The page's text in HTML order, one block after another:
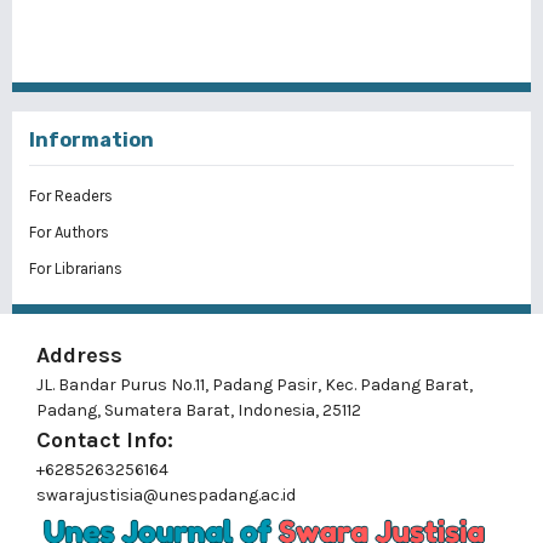
Information
For Readers
For Authors
For Librarians
Address
JL. Bandar Purus No.11, Padang Pasir, Kec. Padang Barat,
Padang, Sumatera Barat, Indonesia, 25112
Contact Info:
+6285263256164
swarajustisia@unespadang.ac.id